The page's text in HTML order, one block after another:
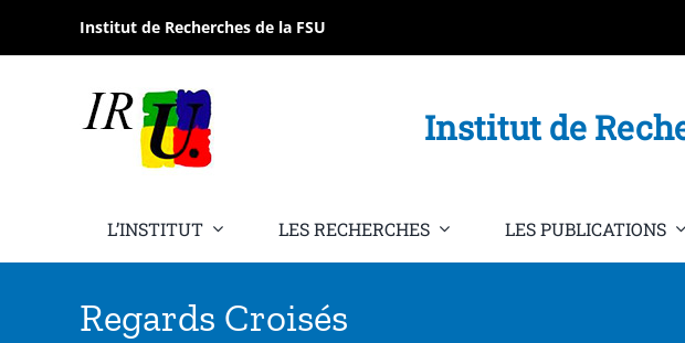
contenu
Institut de Recherches de la FSU
Institut de
L’INSTITUT LES RECHERCHES LES PUBLICATIONS
Regards Croisés